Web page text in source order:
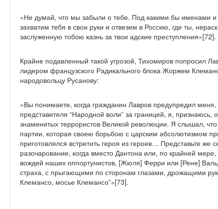
«Не думай, что мы забыли о тебе. Под какими бы именами
захватим тебя в свои руки и отвезем в Россию, где ты,
заслуженную тобою казнь за твои адские преступления»[72].
Крайне подавленный такой угрозой, Тихомиров попросил
лидером французского Радикального блока Жоржем
народовольцу Русанову:
«Вы понимаете, когда гражданин Лавров предупредил
представителя “Народной воли” за границей, я, признаюсь,
знаменитых террористов Великой революции. Я слышал,
партии, которая своею борьбою с царским абсолютизмом
приготовлялся встретить героя из героев… Представьте
разочарование, когда вместо Дантона или, по крайней
вождей наших оппортунистов, [Жюля] Ферри или [Рене]
страха, с прыгающими по сторонам глазами, дрожащими
Клемансо, мосье Клемансо”»[73].